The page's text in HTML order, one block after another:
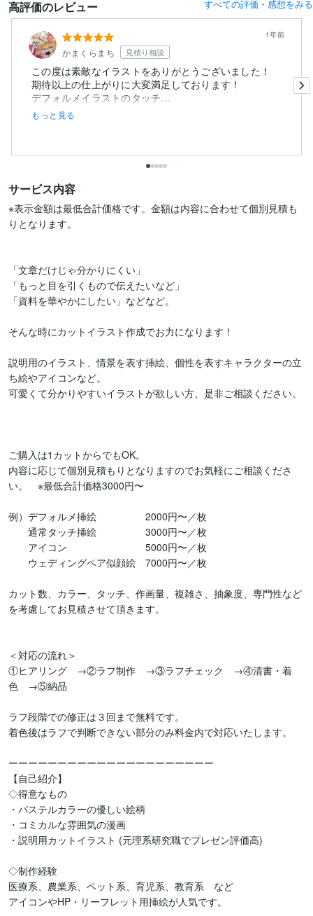
高評価のレビュー すべての評価・感想をみる
かまくらまち 見積り相談
1年前
この度は素敵なイラストをありがとうございました！
期待以上の仕上がりに大変満足しております！
デフォルメイラストのタッチ...
もっと見る
サービス内容
※表示金額は最低合計価格です。金額は内容に合わせて個別見積も
りとなります。
「文章だけじゃ分かりにくい」
「もっと目を引くもので伝えたいなど」
「資料を華やかにしたい」などなど。
そんな時にカットイラスト作成でお力になります！
説明用のイラスト、情景を表す挿絵、個性を表すキャラクターの立
ち絵やアイコンなど。
可愛くて分かりやすいイラストが欲しい方、是非ご相談ください。
ご購入は1カットからでもOK。
内容に応じて個別見積もりとなりますのでお気軽にご相談くださ
い。　※最低合計価格3000円〜
例）デフォルメ挿絵　　　　　2000円〜／枚
通常タッチ挿絵　　　　　3000円〜／枚
アイコン　　　　　　　　5000円〜／枚
ウェディングペア似顔絵　7000円〜／枚
カット数、カラー、タッチ、作画量、複雑さ、抽象度、専門性など
を考慮してお見積させて頂きます。
＜対応の流れ＞
①ヒアリング　→②ラフ制作　→③ラフチェック　→④清書・着
色　→⑤納品
ラフ段階での修正は３回まで無料です。
着色後はラフで判断できない部分のみ料金内で対応いたします。
ーーーーーーーーーーーーーーーーーーーーー
【自己紹介】
◇得意なもの
・パステルカラーの優しい絵柄
・コミカルな雰囲気の漫画
・説明用カットイラスト (元理系研究職でプレゼン評価高)
◇制作経験
医療系、農業系、ペット系、育児系、教育系　など
アイコンやHP・リーフレット用挿絵が人気です。